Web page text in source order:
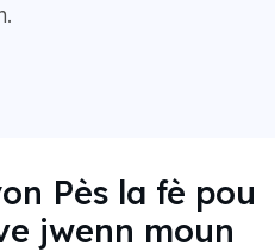
Pès la fè pou
jwenn moun